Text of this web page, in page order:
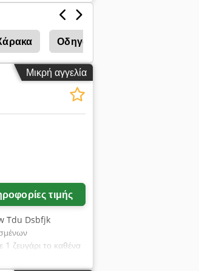
Οδηγός Φράχτη
Μικρή αγγελία
τιμής
Tdu Dsbfjk
ζευγάρι το καθένα